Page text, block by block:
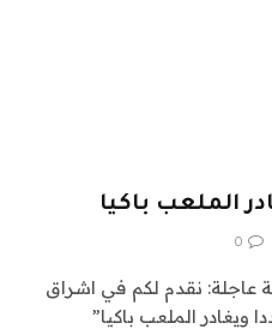
الملعب باكيا
0
عالمية عاجلة: نقدم لكم في اشراق
ويغادر الملعب باكيا”